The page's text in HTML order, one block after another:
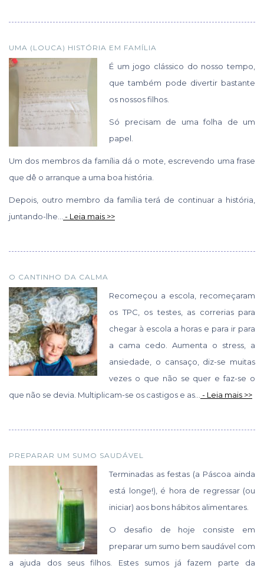
UMA (LOUCA) HISTÓRIA EM FAMÍLIA
É um jogo clássico do nosso tempo,
que também pode divertir bastante
os nossos filhos.
Só precisam de uma folha de um
papel.
Um dos membros da família dá o mote, escrevendo uma frase
que dê o arranque a uma boa história.
Depois, outro membro da família terá de continuar a história,
juntando-lhe... - Leia mais >>
O CANTINHO DA CALMA
Recomeçou a escola, recomeçaram
os TPC, os testes, as correrias para
chegar à escola a horas e para ir para
a cama cedo. Aumenta o stress, a
ansiedade, o cansaço, diz-se muitas
vezes o que não se quer e faz-se o
que não se devia. Multiplicam-se os castigos e as... - Leia mais >>
PREPARAR UM SUMO SAUDÁVEL
Terminadas as festas (a Páscoa ainda
está longe!), é hora de regressar (ou
iniciar) aos bons hábitos alimentares.
O desafio de hoje consiste em
preparar um sumo bem saudável com
a ajuda dos seus filhos. Estes sumos já fazem parte da